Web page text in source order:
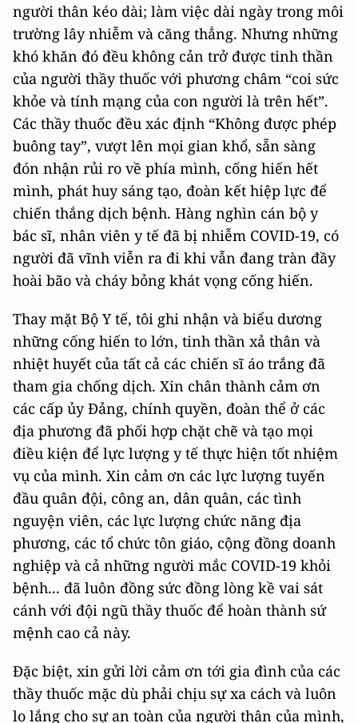
người thân kéo dài; làm việc dài ngày trong môi
trường lây nhiễm và căng thẳng. Nhưng những
khó khăn đó đều không cản trở được tinh thần
của người thầy thuốc với phương châm “coi sức
khỏe và tính mạng của con người là trên hết”.
Các thầy thuốc đều xác định “Không được phép
buông tay”, vượt lên mọi gian khổ, sẵn sàng
đón nhận rủi ro về phía mình, cống hiến hết
mình, phát huy sáng tạo, đoàn kết hiệp lực để
chiến thắng dịch bệnh. Hàng nghìn cán bộ y
bác sĩ, nhân viên y tế đã bị nhiễm COVID-19, có
người đã vĩnh viễn ra đi khi vẫn đang tràn đầy
hoài bão và cháy bỏng khát vọng cống hiến. ​
Thay mặt Bộ Y tế, tôi ghi nhận và biểu dương
những cống hiến to lớn, tinh thần xả thân và
nhiệt huyết của tất cả các chiến sĩ áo trắng đã
tham gia chống dịch. Xin chân thành cảm ơn
các cấp ủy Đảng, chính quyền, đoàn thể ở các
địa phương đã phối hợp chặt chẽ và tạo mọi
điều kiện để lực lượng y tế thực hiện tốt nhiệm
vụ của mình. Xin cảm ơn các lực lượng tuyến
đầu quân đội, công an, dân quân, các tình
nguyện viên, các lực lượng chức năng địa
phương, các tổ chức tôn giáo, cộng đồng doanh
nghiệp và cả những người mắc COVID-19 khỏi
bệnh... đã luôn đồng sức đồng lòng kề vai sát
cánh với đội ngũ thầy thuốc để hoàn thành sứ
mệnh cao cả này.
Đặc biệt, xin gửi lời cảm ơn tới gia đình của các
thầy thuốc mặc dù phải chịu sự xa cách và luôn
lo lắng cho sự an toàn của người thân của mình,